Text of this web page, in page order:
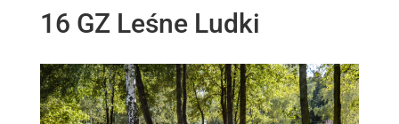
16 GZ Leśne Ludki